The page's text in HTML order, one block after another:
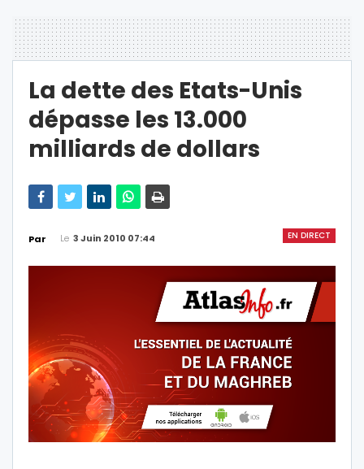
La dette des Etats-Unis
dépasse les 13.000
milliards de dollars
EN DIRECT
Par Le 3 Juin 2010 07:44